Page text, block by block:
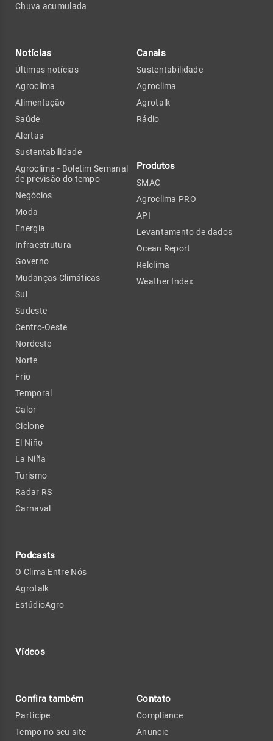
Chuva acumulada
Notícias
Últimas notícias
Agroclima
Alimentação
Saúde
Alertas
Sustentabilidade
Agroclima - Boletim Semanal
de previsão do tempo
Negócios
Moda
Energia
Infraestrutura
Governo
Mudanças Climáticas
Sul
Sudeste
Centro-Oeste
Nordeste
Norte
Frio
Temporal
Calor
Ciclone
El Niño
La Niña
Turismo
Radar RS
Carnaval
Podcasts
O Clima Entre Nós
Agrotalk
EstúdioAgro
Vídeos
Canais
Sustentabilidade
Agroclima
Agrotalk
Rádio
Produtos
SMAC
Agroclima PRO
API
Levantamento de dados
Ocean Report
Relclima
Weather Index
Confira também
Participe
Tempo no seu site
Contato
Compliance
Anuncie